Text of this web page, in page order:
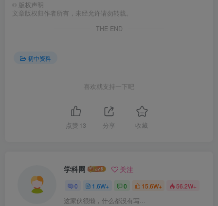
© 版权声明
文章版权归作者所有，未经允许请勿转载。
THE END
初中资料
喜欢就支持一下吧
点赞 13 分享 收藏
学科网 关注
0 1.6W+ 0 15.6W+ 56.2W+
这家伙很懒，什么都没有写...